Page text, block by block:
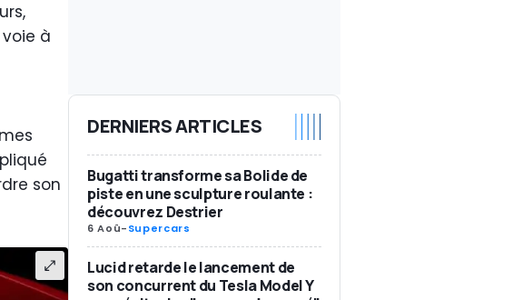
à
son
DERNIERS ARTICLES
Bugatti transforme sa Bolide de
piste en une sculpture roulante :
découvrez Destrier
6 Aoû-Supercars
Lucid retarde le lancement de
son concurrent du Tesla Model Y